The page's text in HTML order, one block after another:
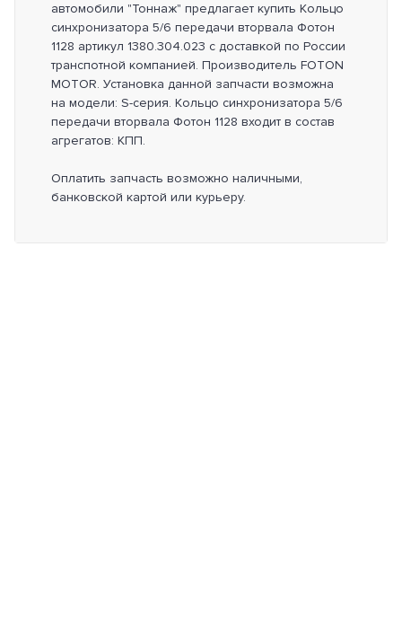
автомобили "Тоннаж" предлагает купить Кольцо
синхронизатора 5/6 передачи вторвала Фотон
1128 артикул 1380.304.023 с доставкой по России
транспотной компанией. Производитель FOTON
MOTOR. Установка данной запчасти возможна
на модели: S-серия. Кольцо синхронизатора 5/6
передачи вторвала Фотон 1128 входит в состав
агрегатов: КПП.
Оплатить запчасть возможно наличными,
банковской картой или курьеру.